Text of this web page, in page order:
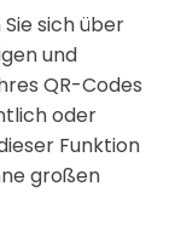
Sie sich über
und
QR-Codes
oder
Funktion
großen